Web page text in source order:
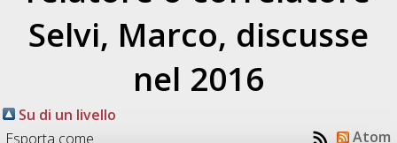
Selvi, Marco, discusse
nel 2016
Su di un livello
Esporta come
Atom